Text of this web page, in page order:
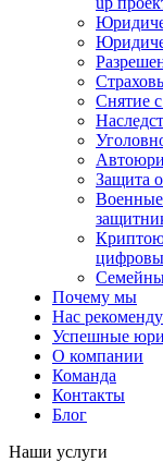
Снятие
Защита
Почему мы
Нас
Успешные
О компании
Команда
Контакты
Блог
Наши услуги